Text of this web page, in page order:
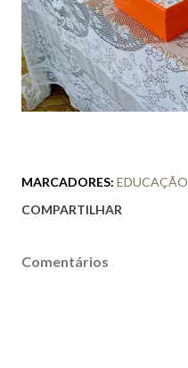
MARCADORES: EDUCAÇÃO
COMPARTILHAR
Comentários